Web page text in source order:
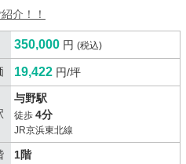
介！！
350,000 円 (税込)
19,422 円/坪
与野駅
徒歩 4分
JR京浜東北線
1階